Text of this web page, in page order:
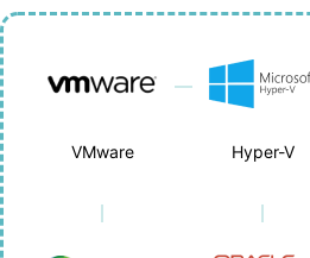
VMware Hyper-V